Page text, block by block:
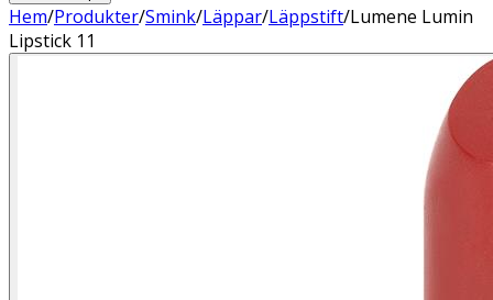
Hem/Produkter/Smink/Läppar/Läppstift/Lumene Lumin
Lipstick 11